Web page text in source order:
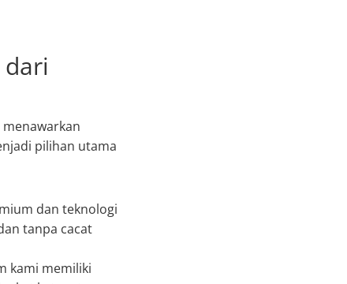
pilihan utama
dan teknologi
tanpa cacat
kami memiliki